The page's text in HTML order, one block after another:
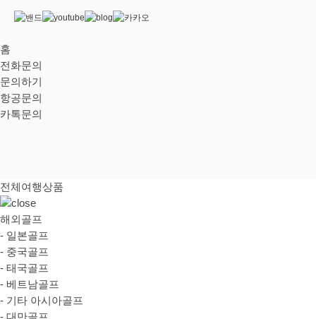
홈
전화문의
문의하기
항공문의
카톡문의
전체여행상품
해외골프
- 일본골프
- 중국골프
- 태국골프
- 베트남골프
- 기타 아시아골프
- 대만골프